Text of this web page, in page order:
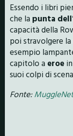
Essendo i libri
che la punta
capacità della
poi stravolgere
esempio
capitolo a eroe
suoi colpi di
Fonte:MuggleNet